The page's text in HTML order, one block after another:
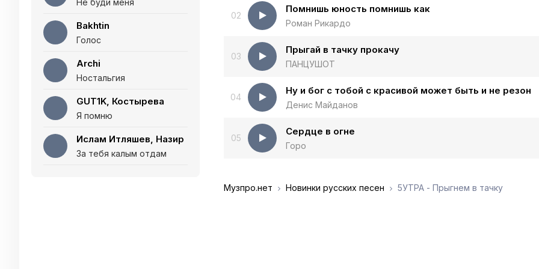
Не буди меня
Bakhtin
Голос
Archi
Ностальгия
GUT1K, Костырева
Я помню
Ислам Итляшев, Назир
За тебя калым отдам
02
Помнишь юность помнишь как
Роман Рикардо
03
Прыгай в тачку прокачу
ПАНЦУШОТ
04
Ну и бог с тобой с красивой может быть и не резон
Денис Майданов
05
Сердце в огне
Горо
Музпро.нет Новинки русских песен 5УТРА - Прыгнем в тачку